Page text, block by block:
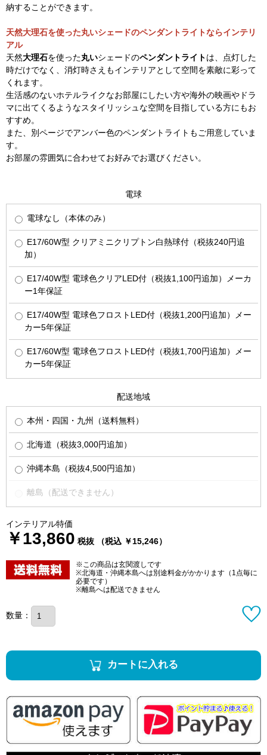
納することができます。
天然大理石を使った丸いシェードのペンダントライトならインテリ
アル
天然大理石を使った丸いシェードのペンダントライトは、点灯した
時だけでなく、消灯時さえもインテリアとして空間を素敵に彩って
くれます。
生活感のないホテルライクなお部屋にしたい方や海外の映画やドラ
マに出てくるようなスタイリッシュな空間を目指している方にもお
すすめ。
また、別ページでアンバー色のペンダントライトもご用意していま
す。
お部屋の雰囲気に合わせてお好みでお選びください。
電球
電球なし（本体のみ）
E17/60W型 クリアミニクリプトン白熱球付（税抜240円追
加）
E17/40W型 電球色クリアLED付（税抜1,100円追加）メーカ
ー1年保証
E17/40W型 電球色フロストLED付（税抜1,200円追加）メー
カー5年保証
E17/60W型 電球色フロストLED付（税抜1,700円追加）メー
カー5年保証
配送地域
本州・四国・九州（送料無料）
北海道（税抜3,000円追加）
沖縄本島（税抜4,500円追加）
離島（配送できません）
インテリアル特価
￥13,860 税抜 （税込 ￥15,246）
※この商品は玄関渡しです
※北海道・沖縄本島へは別途料金がかかります（1点毎に
必要です）
※離島へは配送できません
数量：
カートに入れる